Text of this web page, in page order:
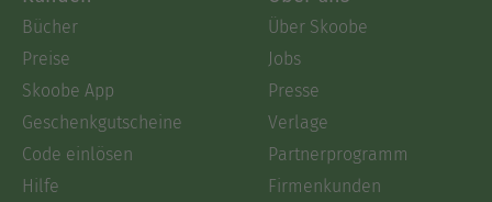
Bücher
Preise
Skoobe App
Geschenkgutscheine
Code einlösen
Hilfe
Über Skoobe
Jobs
Presse
Verlage
Partnerprogramm
Firmenkunden